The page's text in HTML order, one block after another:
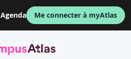
Agenda Me connecter à myAtlas